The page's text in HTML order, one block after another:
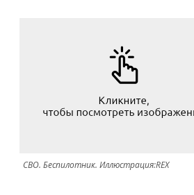
СВО. Беспилотник. Иллюстрация:REX